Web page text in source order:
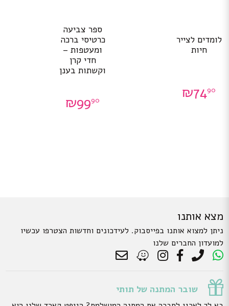
לומדים לצייר
חיות
₪7490
ספר צביעה
כרטיסי ברכה
ומעטפות –
חדי קרן
וקשתות בענן
₪9990
מצא אותנו
ניתן למצוא אותנו בפייסבוק. לעידכונים וחדשות הצטרפו עכשיו
למועדון החברים שלנו
שובר המתנה של תותי